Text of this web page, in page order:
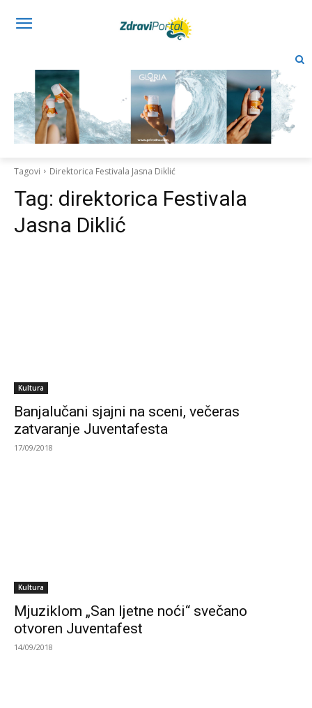
Tagovi Direktorica Festivala Jasna Diklić
Tag: direktorica Festivala
Jasna Diklić
Kultura
Banjalučani sjajni na sceni, večeras
zatvaranje Juventafesta
17/09/2018
Kultura
Mjuziklom „San ljetne noći“ svečano
otvoren Juventafest
14/09/2018